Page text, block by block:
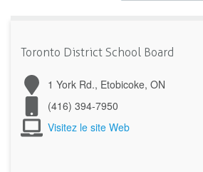
Toronto District School Board
1 York Rd., Etobicoke, ON
(416) 394-7950
Visitez le site Web